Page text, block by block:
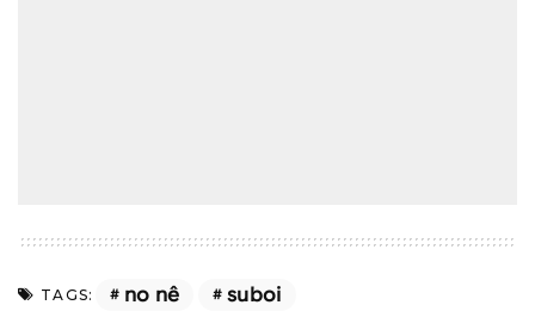
TAGS: no nê suboi